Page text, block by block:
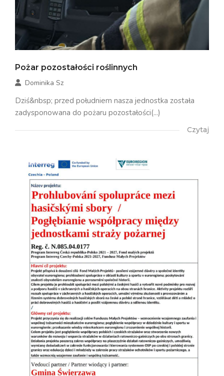
Pożar pozostałości roślinnych
Dominika Sz
Dziś&nbsp; przed południem nasza jednostka została
zadysponowana do pożaru pozostałości(...)
Czytaj